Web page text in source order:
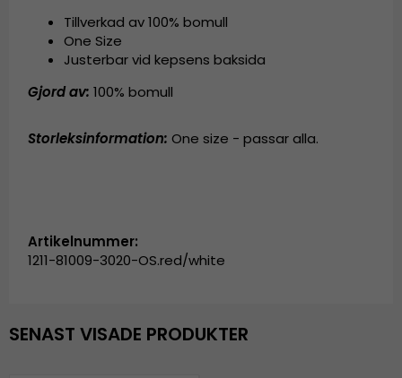
Tillverkad av 100% bomull
One Size
Justerbar vid kepsens baksida
Gjord av: 100% bomull
Storleksinformation: One size - passar alla.
Artikelnummer:
1211-81009-3020-OS.red/white
SENAST VISADE PRODUKTER